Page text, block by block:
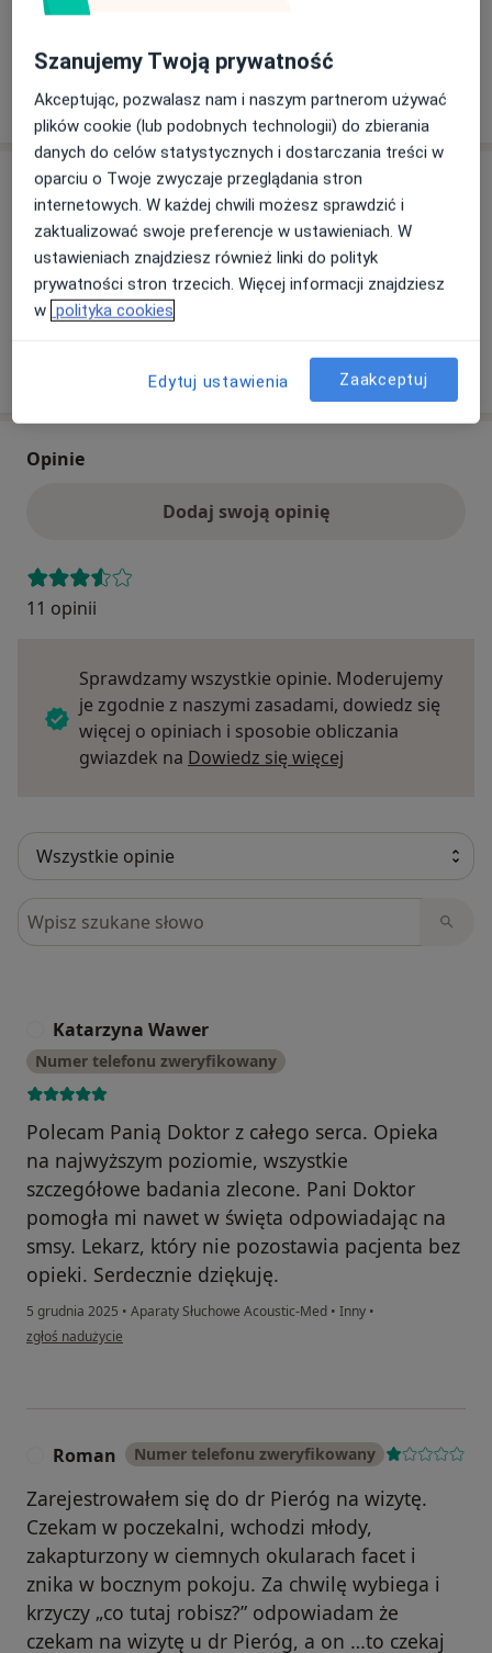
Co mam zrobić w tej sytuacji?
Pokaż więcej
o adresie
Ubezpieczenia - brak akceptowanych
Ten specjalista przyjmuje wyłącznie pacjentów
prywatnych. Możesz opłacić wizytę samodzielnie lub
znaleźć innego specjalistę, który akceptuje Twoje
ubezpieczenie.
Szukaj specjalistów według ubezpieczenia
Opinie
Dodaj swoją opinię
11 opinii
Sprawdzamy wszystkie opinie. Moderujemy
je zgodnie z naszymi zasadami, dowiedz się
więcej o opiniach i sposobie obliczania
gwiazdek na Dowiedz się więcej
Szukaj w opiniach
Katarzyna Wawer
Numer telefonu zweryfikowany
Polecam Panią Doktor z całego serca. Opieka
na najwyższym poziomie, wszystkie
szczegółowe badania zlecone. Pani Doktor
pomogła mi nawet w święta odpowiadając na
smsy. Lekarz, który nie pozostawia pacjenta bez
opieki. Serdecznie dziękuję.
5 grudnia 2025 • Aparaty Słuchowe Acoustic-Med • Inny •
w opinii użytkownika Katarzyna Wawer
zgłoś nadużycie
Roman Numer telefonu zweryfikowany
Zarejestrowałem się do dr Pieróg na wizytę.
Czekam w poczekalni, wchodzi młody,
zakapturzony w ciemnych okularach facet i
znika w bocznym pokoju. Za chwilę wybiega i
krzyczy „co tutaj robisz?” odpowiadam że
czekam na wizytę u dr Pieróg, a on …to czekaj
Szanujemy Twoją prywatność
Akceptując, pozwalasz nam i naszym partnerom używać
plików cookie (lub podobnych technologii) do zbierania
danych do celów statystycznych i dostarczania treści w
oparciu o Twoje zwyczaje przeglądania stron
internetowych. W każdej chwili możesz sprawdzić i
zaktualizować swoje preferencje w ustawieniach. W
ustawieniach znajdziesz również linki do polityk
prywatności stron trzecich. Więcej informacji znajdziesz
w polityka cookies
Edytuj ustawienia Zaakceptuj